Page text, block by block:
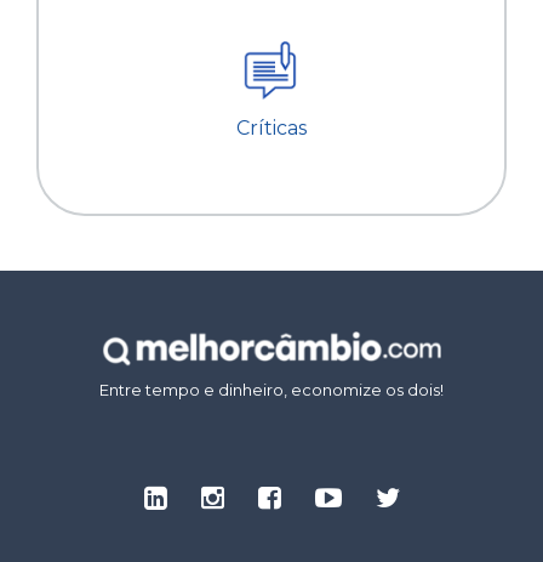
Críticas
Entre tempo e dinheiro, economize os dois!